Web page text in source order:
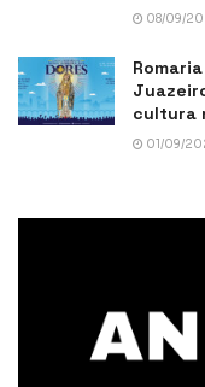
08/09/
cultura
01/09/